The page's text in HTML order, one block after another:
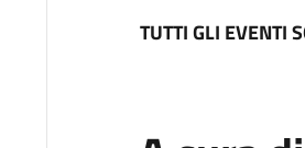
TUTTI GLI EVENTI